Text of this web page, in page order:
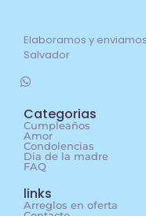
Elaboramos y
Salvador
Categorias
Cumpleaños
Amor
Condolencias
Dia de la madre
FAQ
links
Arreglos en oferta